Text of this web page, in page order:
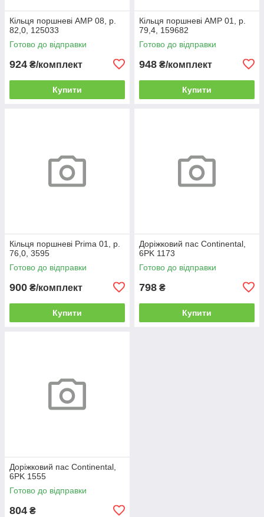
Кільця поршневі AMP 08, р.
82,0, 125033
Готово до відправки
924 ₴/комплект
Купити
Кільця поршневі AMP 01, р.
79,4, 159682
Готово до відправки
948 ₴/комплект
Купити
Кільця поршневі Prima 01, р.
76,0, 3595
Готово до відправки
900 ₴/комплект
Купити
Доріжковий пас Continental,
6PK 1173
Готово до відправки
798 ₴
Купити
Доріжковий пас Continental,
6PK 1555
Готово до відправки
804 ₴